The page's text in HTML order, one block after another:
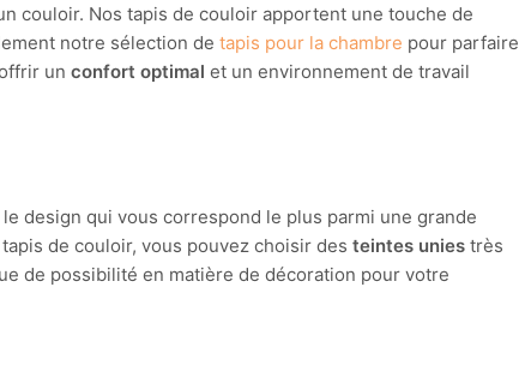
couloir. Nos tapis de couloir apportent une touche de
notre sélection de tapis pour la chambre pour parfaire
un confort optimal et un environnement de travail
design qui vous correspond le plus parmi une grande
de couloir, vous pouvez choisir des teintes unies très
de possibilité en matière de décoration pour votre